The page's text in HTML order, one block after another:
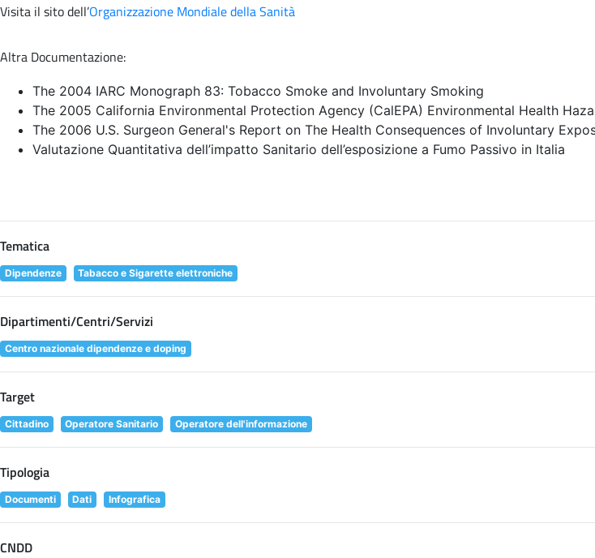
Visita il sito dell’Organizzazione Mondiale della Sanità
Altra Documentazione:
The 2004 IARC Monograph 83: Tobacco Smoke and Involuntary Smoking
The 2005 California Environmental Protection Agency (CalEPA) Environmental Health
The 2006 U.S. Surgeon General's Report on The Health Consequences of Involuntary
Valutazione Quantitativa dell’impatto Sanitario dell’esposizione a Fumo Passivo in Italia
Tematica
Dipendenze Tabacco e Sigarette elettroniche
Dipartimenti/Centri/Servizi
Centro nazionale dipendenze e doping
Target
Cittadino Operatore Sanitario Operatore dell'informazione
Tipologia
Documenti Dati Infografica
CNDD